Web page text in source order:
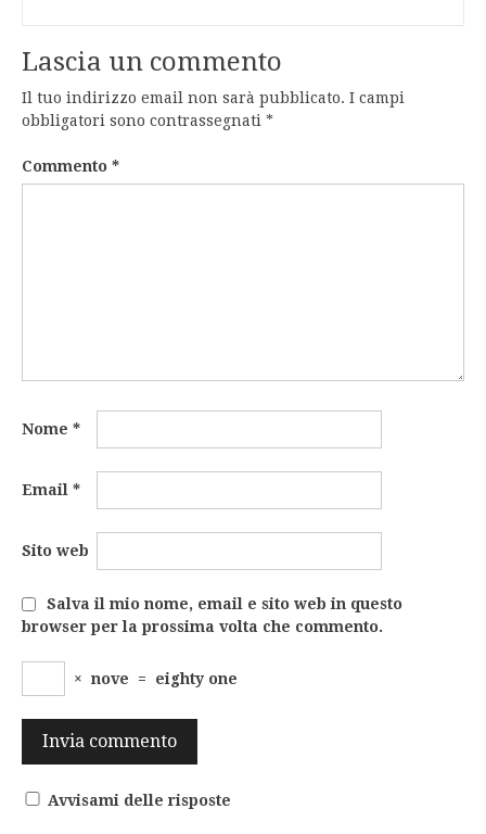
Lascia un commento
Il tuo indirizzo email non sarà pubblicato. I campi
obbligatori sono contrassegnati *
Commento *
Nome *
Email *
Sito web
Salva il mio nome, email e sito web in questo
browser per la prossima volta che commento.
× nove = eighty one
Avvisami delle risposte